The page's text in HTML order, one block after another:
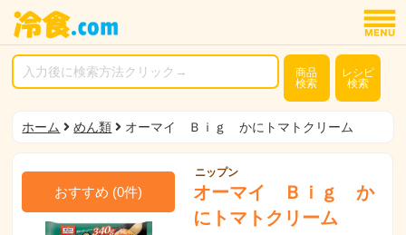
商品
検索
レシピ
検索
ホーム めん類 オーマイ Ｂｉｇ かにトマトクリーム
おすすめ (0件)
ニップン
オーマイ Ｂｉｇ か
にトマトクリーム